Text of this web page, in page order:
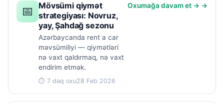
📅
Mövsümi qiymət
strategiyası: Novruz,
yay, Şahdağ sezonu
Azərbaycanda rent a car
məvsümiliyi — qiymətləri
nə vaxt qaldırmaq, nə vaxt
endirim etmək.
⏱ 7 dəq oxu28 Feb 2026
Oxumağa davam et → →